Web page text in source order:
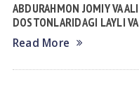
ABDURAHMON JOMIY VA
DOSTONLARIDAGI LAYLI
Read More